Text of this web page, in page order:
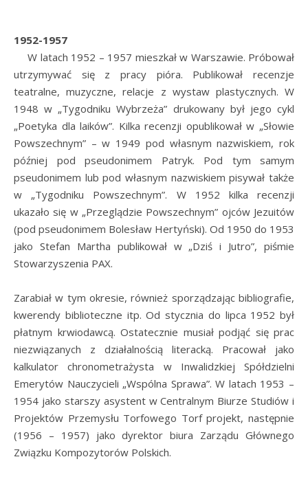
1952-1957
W latach 1952 – 1957 mieszkał w Warszawie. Próbował
utrzymywać się z pracy pióra. Publikował recenzje
teatralne, muzyczne, relacje z wystaw plastycznych. W
1948 w „Tygodniku Wybrzeża” drukowany był jego cykl
„Poetyka dla laików”. Kilka recenzji opublikował w „Słowie
Powszechnym” – w 1949 pod własnym nazwiskiem, rok
później pod pseudonimem Patryk. Pod tym samym
pseudonimem lub pod własnym nazwiskiem pisywał także
w „Tygodniku Powszechnym”. W 1952 kilka recenzji
ukazało się w „Przeglądzie Powszechnym” ojców Jezuitów
(pod pseudonimem Bolesław Hertyński). Od 1950 do 1953
jako Stefan Martha publikował w „Dziś i Jutro”, piśmie
Stowarzyszenia PAX.
Zarabiał w tym okresie, również sporządzając bibliografie,
kwerendy biblioteczne itp. Od stycznia do lipca 1952 był
płatnym krwiodawcą. Ostatecznie musiał podjąć się prac
niezwiązanych z działalnością literacką. Pracował jako
kalkulator chronometrażysta w Inwalidzkiej Spółdzielni
Emerytów Nauczycieli „Wspólna Sprawa”. W latach 1953 –
1954 jako starszy asystent w Centralnym Biurze Studiów i
Projektów Przemysłu Torfowego Torf projekt, następnie
(1956 – 1957) jako dyrektor biura Zarządu Głównego
Związku Kompozytorów Polskich.